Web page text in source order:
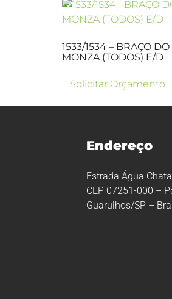
1533/1534 – BRAÇO
MONZA (TODOS) E/D
Solicitar Orçamento
Endereço
Estrada Água
CEP 07251-000 –
Guarulhos/SP –